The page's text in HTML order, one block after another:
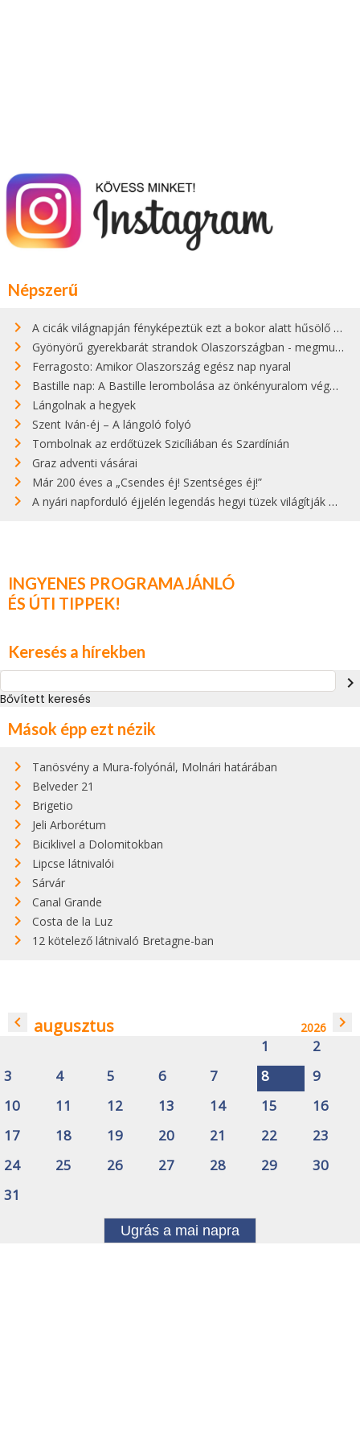
Népszerű
A cicák világnapján fényképeztük ezt a bokor alatt hűsölő cicát Kisorosziban
Gyönyörű gyerekbarát strandok Olaszországban - megmutatjuk a 15 legjobbat
Ferragosto: Amikor Olaszország egész nap nyaral
Bastille nap: A Bastille lerombolása az önkényuralom végét jelentette
Lángolnak a hegyek
Szent Iván-éj – A lángoló folyó
Tombolnak az erdőtüzek Szicíliában és Szardínián
Graz adventi vásárai
Már 200 éves a „Csendes éj! Szentséges éj!”
A nyári napforduló éjjelén legendás hegyi tüzek világítják meg Zugspitzét
INGYENES PROGRAMAJÁNLÓ
ÉS ÚTI TIPPEK!
Keresés a hírekben
navigate_next
Bővített keresés
Mások épp ezt nézik
Tanösvény a Mura-folyónál, Molnári határában
Belveder 21
Brigetio
Jeli Arborétum
Biciklivel a Dolomitokban
Lipcse látnivalói
Sárvár
Canal Grande
Costa de la Luz
12 kötelező látnivaló Bretagne-ban
navigate_before augusztus 2026 navigate_next
1
2
3
4 5 6 7 8
9
10
11 12 13 14 15
16
17
18 19 20 21 22
23
24
25 26 27 28 29
30
31
Ugrás a mai napra